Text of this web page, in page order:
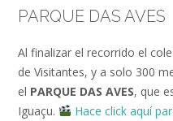
PARQUE DAS AVES
Al finalizar el recorrido el
de Visitantes, y a solo 300
el PARQUE DAS AVES, que
Iguaçu.
Hace click aquí